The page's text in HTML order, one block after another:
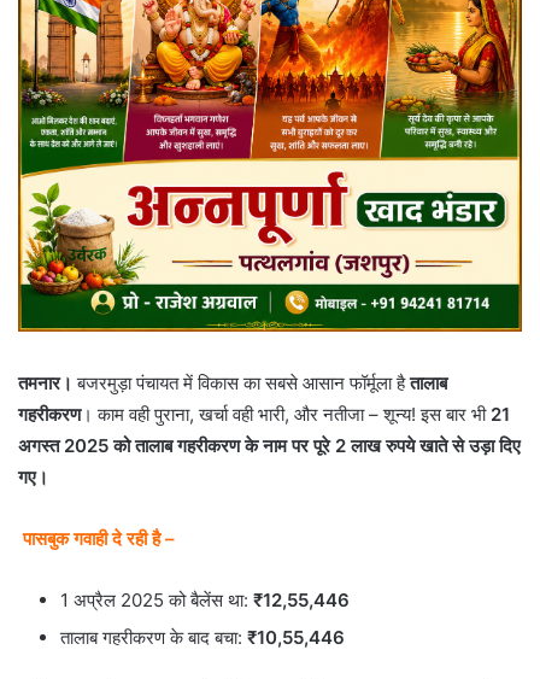
तमनार। बजरमुड़ा पंचायत में विकास का सबसे आसान फॉर्मूला हैतालाब
गहरीकरण। काम वही पुराना, खर्चा वही भारी, और नतीजा – शून्य! इस बार भी 21
अगस्त 2025 को तालाब गहरीकरण के नाम पर पूरे 2 लाख रुपये खाते से उड़ा दिए
गए।
पासबुक गवाही दे रही है –
1 अप्रैल 2025 को बैलेंस था: ₹12,55,446
तालाब गहरीकरण के बाद बचा: ₹10,55,446